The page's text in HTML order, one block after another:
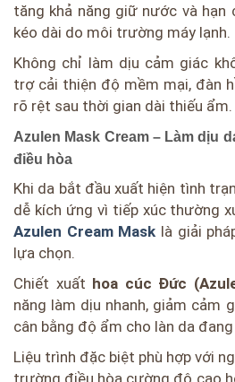
tăng khả năng giữ nước và
kéo dài do môi trường máy lạnh.
Không chỉ làm dịu cảm giác
trợ cải thiện độ mềm mại, đàn
rõ rệt sau thời gian dài thiếu ẩm.
Azulen Mask Cream – Làm dịu
điều hòa
Khi da bắt đầu xuất hiện tình
dễ kích ứng vì tiếp xúc thường
Azulen Cream Mask là giải
lựa chọn.
Chiết xuất hoa cúc Đức
năng làm dịu nhanh, giảm cảm
cân bằng độ ẩm cho làn da đang
Liệu trình đặc biệt phù hợp với
trường điều hòa cường độ cao